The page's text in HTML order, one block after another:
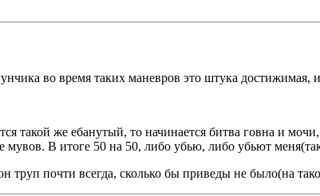
во время таких маневров это штука достижимая,
такой же ебанутый, то начинается битва говна и
мувов. В итоге 50 на 50, либо убью, либо убьют
труп почти всегда, сколько бы приведы не было(на